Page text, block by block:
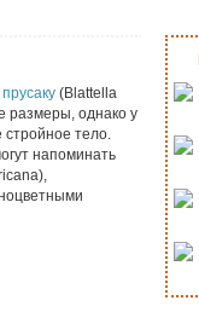
прусаку (Blattella
размеры, однако у
стройное тело.
напоминать